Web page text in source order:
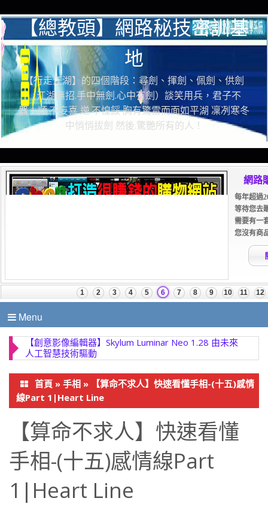
【總教頭】網路秘技密訓基
地
【行走江湖】的四個階段：尋劍、揮劍、佩劍、供劍
（江湖無招.手中無劍.心中有劍）談笑用兵，君子不
器！順.不妄喜 逆.不惶餒 胸有驚雷而面如平湖 凜冽寒冬
中悄悄拔劍 然後.驚艷所有的人！
Menu
【創意影像編輯器】Skylum Luminar Neo 1.28 由未來
人工智慧技術驅動
首頁 » 手相 »
【算命不求人】快速看懂手相-(十五)感情
線Part 1|Heart Line
【算命不求人】快速看懂
手相-(十五)感情線Part
1|Heart Line